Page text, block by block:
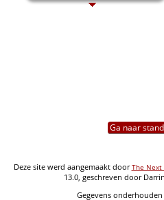
Ga naar
Deze site werd aangemaakt doorThe Next
13.0, geschreven door
Gegevens